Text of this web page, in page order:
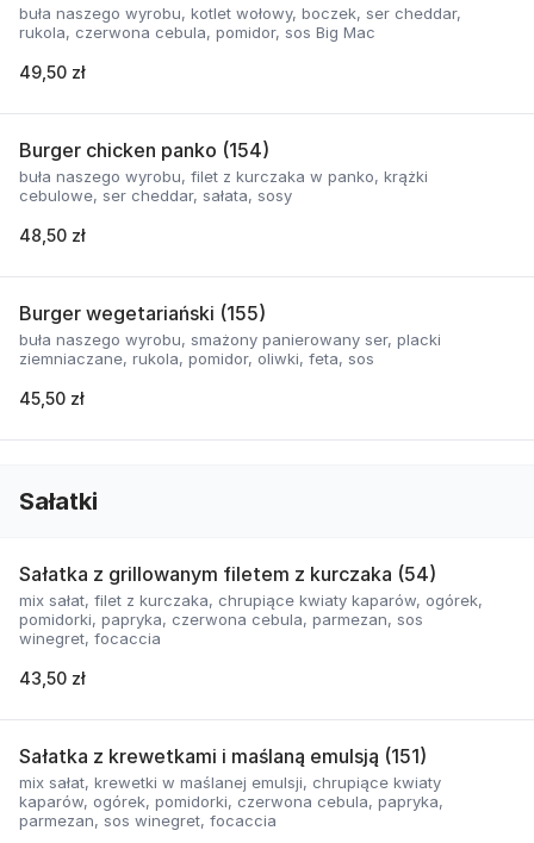
buła naszego wyrobu, kotlet wołowy, boczek, ser cheddar,
rukola, czerwona cebula, pomidor, sos Big Mac
49,50 zł
Burger chicken panko (154)
buła naszego wyrobu, filet z kurczaka w panko, krążki
cebulowe, ser cheddar, sałata, sosy
48,50 zł
Burger wegetariański (155)
buła naszego wyrobu, smażony panierowany ser, placki
ziemniaczane, rukola, pomidor, oliwki, feta, sos
45,50 zł
Sałatki
Sałatka z grillowanym filetem z kurczaka (54)
mix sałat, filet z kurczaka, chrupiące kwiaty kaparów, ogórek,
pomidorki, papryka, czerwona cebula, parmezan, sos
winegret, focaccia
43,50 zł
Sałatka z krewetkami i maślaną emulsją (151)
mix sałat, krewetki w maślanej emulsji, chrupiące kwiaty
kaparów, ogórek, pomidorki, czerwona cebula, papryka,
parmezan, sos winegret, focaccia